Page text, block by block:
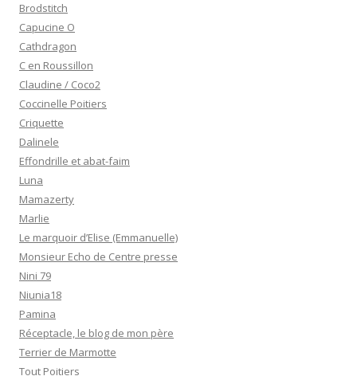
Brodstitch
Capucine O
Cathdragon
C en Roussillon
Claudine / Coco2
Coccinelle Poitiers
Criquette
Dalinele
Effondrille et abat-faim
Luna
Mamazerty
Marlie
Le marquoir d’Elise (Emmanuelle)
Monsieur Echo de Centre presse
Nini 79
Niunia18
Pamina
Réceptacle, le blog de mon père
Terrier de Marmotte
Tout Poitiers